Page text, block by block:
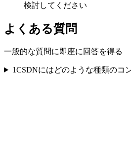
検討してください
よくある質問
一般的な質問に即座に回答を得る
1CSDNにはどのような種類のコ